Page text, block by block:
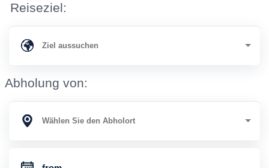
Reiseziel:
Abholung von: